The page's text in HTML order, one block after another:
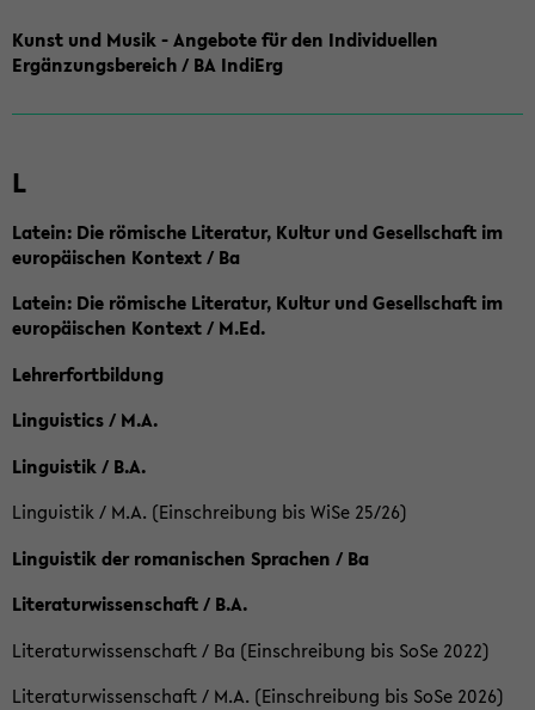
Kunst und Musik - Angebote für den Individuellen
Ergänzungsbereich / BA IndiErg
L
Latein: Die römische Literatur, Kultur und Gesellschaft im
europäischen Kontext / Ba
Latein: Die römische Literatur, Kultur und Gesellschaft im
europäischen Kontext / M.Ed.
Lehrerfortbildung
Linguistics / M.A.
Linguistik / B.A.
Linguistik / M.A. (Einschreibung bis WiSe 25/26)
Linguistik der romanischen Sprachen / Ba
Literaturwissenschaft / B.A.
Literaturwissenschaft / Ba (Einschreibung bis SoSe 2022)
Literaturwissenschaft / M.A. (Einschreibung bis SoSe 2026)